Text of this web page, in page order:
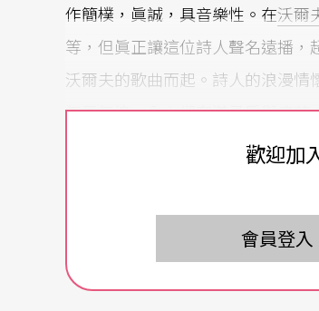
作簡樸，眞誠，具音樂性。在沃爾
等，但眞正讓這位詩人聲名遠播
沃爾夫的歌曲而起。詩人的浪漫情
無風無浪，內心卻充滿矛盾與痛苦
重個性都反映在他的詩作裡，看
烈的認同，他以無比的熱情和靈
他作曲家譜寫的莫里克歌曲都不
（《磨坊少女》，《冬之旅》作
《莫里克詩篇》可說是沃爾夫最
歡迎加
會員登入